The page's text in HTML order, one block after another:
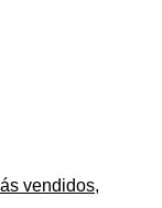
vendidos,